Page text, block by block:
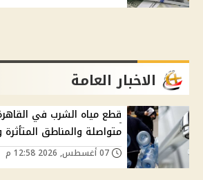
الاخبار العامة
متواصلة والمناطق